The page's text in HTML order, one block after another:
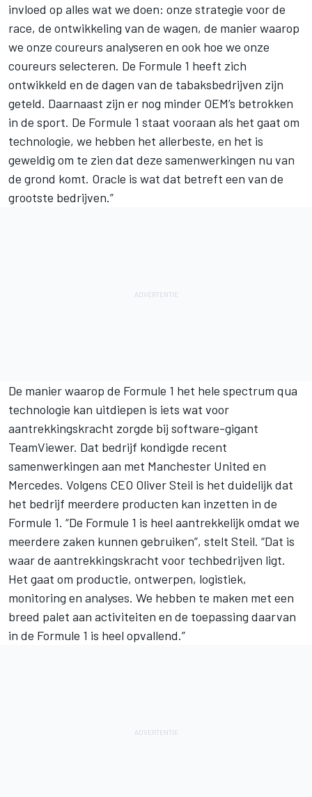
invloed op alles wat we doen: onze strategie voor de
race, de ontwikkeling van de wagen, de manier waarop
we onze coureurs analyseren en ook hoe we onze
coureurs selecteren. De Formule 1 heeft zich
ontwikkeld en de dagen van de tabaksbedrijven zijn
geteld. Daarnaast zijn er nog minder OEM’s betrokken
in de sport. De Formule 1 staat vooraan als het gaat om
technologie, we hebben het allerbeste, en het is
geweldig om te zien dat deze samenwerkingen nu van
de grond komt. Oracle is wat dat betreft een van de
grootste bedrijven.”
De manier waarop de Formule 1 het hele spectrum qua
technologie kan uitdiepen is iets wat voor
aantrekkingskracht zorgde bij software-gigant
TeamViewer. Dat bedrijf kondigde recent
samenwerkingen aan met Manchester United en
Mercedes. Volgens CEO Oliver Steil is het duidelijk dat
het bedrijf meerdere producten kan inzetten in de
Formule 1. “De Formule 1 is heel aantrekkelijk omdat we
meerdere zaken kunnen gebruiken”, stelt Steil. “Dat is
waar de aantrekkingskracht voor techbedrijven ligt.
Het gaat om productie, ontwerpen, logistiek,
monitoring en analyses. We hebben te maken met een
breed palet aan activiteiten en de toepassing daarvan
in de Formule 1 is heel opvallend.”